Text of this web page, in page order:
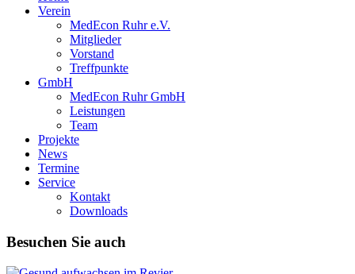
Verein
MedEcon Ruhr e.V.
Mitglieder
Vorstand
Treffpunkte
GmbH
MedEcon Ruhr GmbH
Leistungen
Team
Projekte
News
Termine
Service
Kontakt
Downloads
Besuchen Sie auch